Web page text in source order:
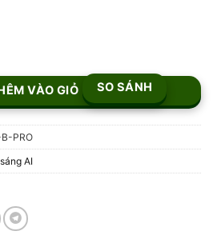
VÀO GIỎ SO SÁNH
PRO
AI